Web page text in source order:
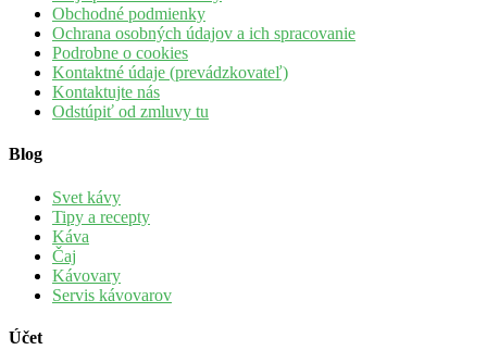
Obchodné podmienky
Ochrana osobných údajov a ich spracovanie
Podrobne o cookies
Kontaktné údaje (prevádzkovateľ)
Kontaktujte nás
Odstúpiť od zmluvy tu
Blog
Svet kávy
Tipy a recepty
Káva
Čaj
Kávovary
Servis kávovarov
Účet